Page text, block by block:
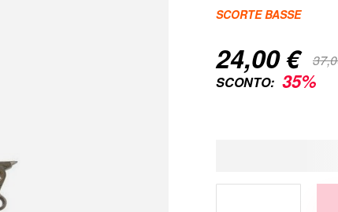
SCORTE BASSE
Special
Price
24,00 €
SCONTO: 35%